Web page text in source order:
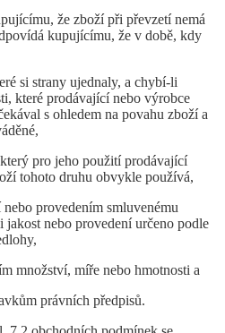
že zboží při převzetí nemá
kupujícímu, že v době, kdy
si strany ujednaly, a chybí-li
které prodávající nebo výrobce
s ohledem na povahu zboží a
pro jeho použití prodávající
tohoto druhu obvykle používá,
provedením smluvenému
nebo provedení určeno podle
množství, míře nebo hmotnosti a
právních předpisů.